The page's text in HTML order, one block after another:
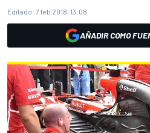
Editado: 7 feb 2018, 13:08
AÑADIR COMO